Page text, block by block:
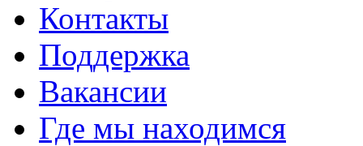
Контакты
Поддержка
Вакансии
Где мы находимся